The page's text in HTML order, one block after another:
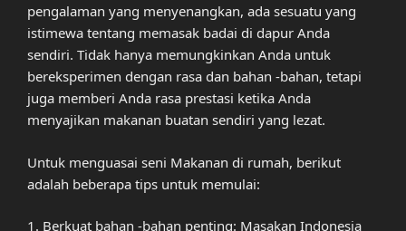
pengalaman yang menyenangkan, ada sesuatu yang
istimewa tentang memasak badai di dapur Anda
sendiri. Tidak hanya memungkinkan Anda untuk
bereksperimen dengan rasa dan bahan -bahan, tetapi
juga memberi Anda rasa prestasi ketika Anda
menyajikan makanan buatan sendiri yang lezat.
Untuk menguasai seni Makanan di rumah, berikut
adalah beberapa tips untuk memulai:
1. Berkuat bahan -bahan penting: Masakan Indonesia